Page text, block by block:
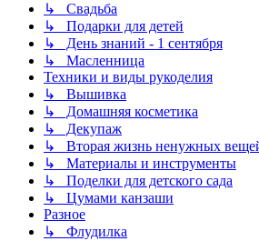
↳ Свадьба
↳ Подарки для детей
↳ День знаний - 1 сентября
↳ Масленница
Техники и виды рукоделия
↳ Вышивка
↳ Домашняя косметика
↳ Декупаж
↳ Вторая жизнь ненужных
↳ Материалы и инструменты
↳ Поделки для детского сада
↳ Цумами канзаши
Разное
↳ Флудилка